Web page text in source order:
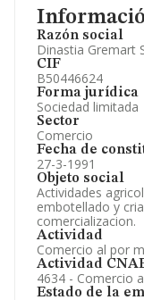
Razón social
Dinastia Gremart
CIF
B50446624
Forma jurídica
Sociedad limitada
Sector
Comercio
Fecha de
27-3-1991
Objeto social
Actividades
embotellado y
comercializacion.
Actividad
Comercio al por
Actividad
4634 - Comercio
Estado de la
Información